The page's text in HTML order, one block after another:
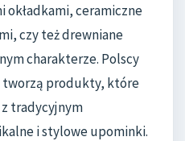
okładkami, ceramiczne
czy też drewniane
charakterze. Polscy
tworzą produkty, które
tradycyjnym
i stylowe upominki.